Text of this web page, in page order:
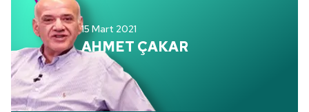
15 Mart 2021
AHMET ÇAKAR